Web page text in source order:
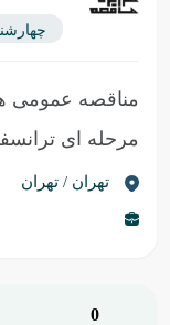
چهارشنبه :
مناقصه عمومی
مرحله ای
تهران / تهران
0